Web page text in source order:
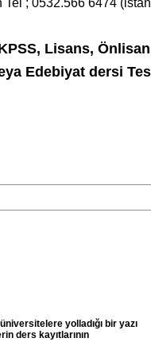
; 0532.566 6474
Lisans,
Edebiyat dersi
yolladığı bir yazı
ders kayıtlarının